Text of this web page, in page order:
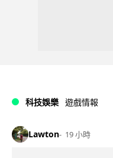
科技娛樂 遊戲情報
Lawton 19 小時